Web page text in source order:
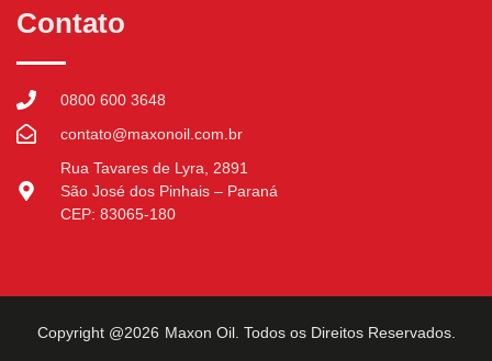
Contato
0800 600 3648
contato@maxonoil.com.br
Rua Tavares de Lyra, 2891
São José dos Pinhais – Paraná
CEP: 83065-180
Copyright @2026 Maxon Oil. Todos os Direitos Reservados.